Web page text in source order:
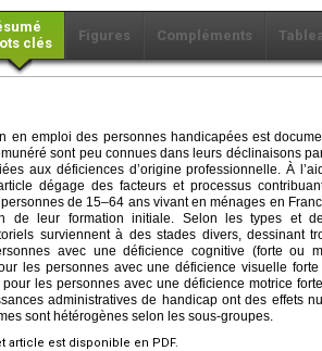
clés
Figures Compléments
en emploi des personnes handicapées est
sont peu connues dans leurs déclinaisons
aux déficiences d’origine professionnelle. À
dégage des facteurs et processus
de 15–64 ans vivant en ménages en
de leur formation initiale. Selon les types et
surviennent à des stades divers, dessinant
avec une déficience cognitive (forte ou
les personnes avec une déficience visuelle
les personnes avec une déficience motrice
administratives de handicap ont des effets
sont hétérogènes selon les sous-groupes.
article est disponible en PDF.